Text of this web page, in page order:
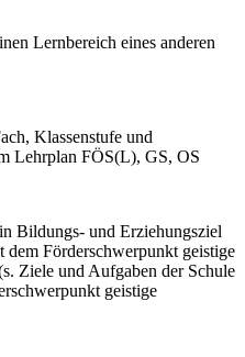
Lernbereich eines anderen
Klassenstufe und
Lehrplan FÖS(L), GS, OS
Bildungs- und Erziehungsziel
dem Förderschwerpunkt geistige
Ziele und Aufgaben der Schule
geistige